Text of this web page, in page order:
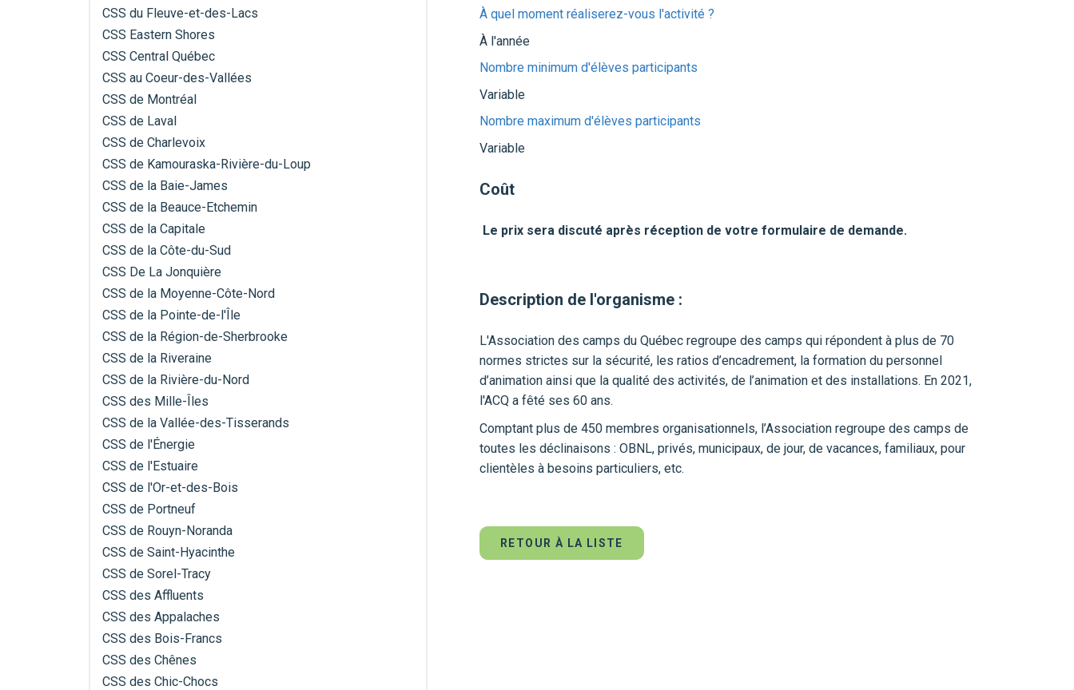
CSS du Fleuve-et-des-Lacs
CSS Eastern Shores
CSS Central Québec
CSS au Coeur-des-Vallées
CSS de Montréal
CSS de Laval
CSS de Charlevoix
CSS de Kamouraska-Rivière-du-Loup
CSS de la Baie-James
CSS de la Beauce-Etchemin
CSS de la Capitale
CSS de la Côte-du-Sud
CSS De La Jonquière
CSS de la Moyenne-Côte-Nord
CSS de la Pointe-de-l'Île
CSS de la Région-de-Sherbrooke
CSS de la Riveraine
CSS de la Rivière-du-Nord
CSS des Mille-Îles
CSS de la Vallée-des-Tisserands
CSS de l'Énergie
CSS de l'Estuaire
CSS de l'Or-et-des-Bois
CSS de Portneuf
CSS de Rouyn-Noranda
CSS de Saint-Hyacinthe
CSS de Sorel-Tracy
CSS des Affluents
CSS des Appalaches
CSS des Bois-Francs
CSS des Chênes
CSS des Chic-Chocs
À quel moment réaliserez-vous l'activité ?
À l'année
Nombre minimum d'élèves participants
Variable
Nombre maximum d'élèves participants
Variable
Coût
Le prix sera discuté après réception de votre formulaire de demande.
Description de l'organisme :
L'Association des camps du Québec regroupe des camps qui répondent à plus de 70
normes strictes sur la sécurité, les ratios d’encadrement, la formation du personnel
d’animation ainsi que la qualité des activités, de l’animation et des installations. En 2021,
l'ACQ a fêté ses 60 ans.
Comptant plus de 450 membres organisationnels, l’Association regroupe des camps de
toutes les déclinaisons : OBNL, privés, municipaux, de jour, de vacances, familiaux, pour
clientèles à besoins particuliers, etc.
RETOUR À LA LISTE